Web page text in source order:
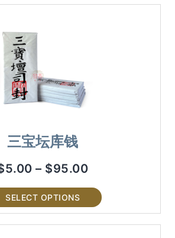
三宝坛库钱
5.00 – $95.00
SELECT OPTIONS